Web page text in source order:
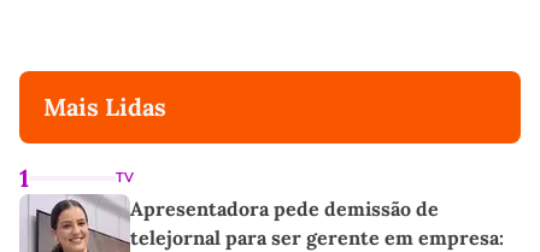
Mais Lidas
1 TV
Apresentadora pede demissão de
telejornal para ser gerente em empresa: